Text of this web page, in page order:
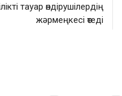
тауар өндірушілердің
жәрмеңкесі өтеді